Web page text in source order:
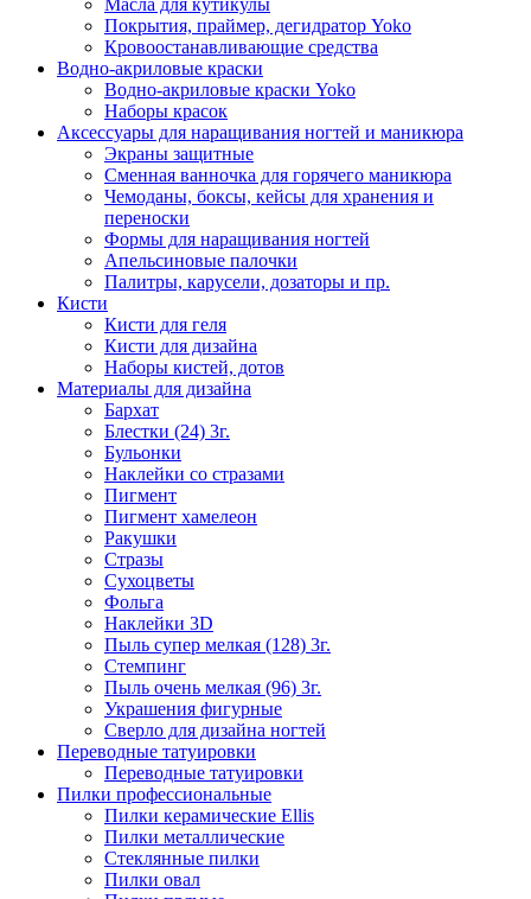
Масла для кутикулы
Покрытия, праймер, дегидратор Yoko
Кровоостанавливающие средства
Водно-акриловые краски
Водно-акриловые краски Yoko
Наборы красок
Аксессуары для наращивания ногтей и маникюра
Экраны защитные
Сменная ванночка для горячего маникюра
Чемоданы, боксы, кейсы для хранения и
переноски
Формы для наращивания ногтей
Апельсиновые палочки
Палитры, карусели, дозаторы и пр.
Кисти
Кисти для геля
Кисти для дизайна
Наборы кистей, дотов
Материалы для дизайна
Бархат
Блестки (24) 3г.
Бульонки
Наклейки со стразами
Пигмент
Пигмент хамелеон
Ракушки
Стразы
Сухоцветы
Фольга
Наклейки 3D
Пыль супер мелкая (128) 3г.
Стемпинг
Пыль очень мелкая (96) 3г.
Украшения фигурные
Сверло для дизайна ногтей
Переводные татуировки
Переводные татуировки
Пилки профессиональные
Пилки керамические Ellis
Пилки металлические
Стеклянные пилки
Пилки овал